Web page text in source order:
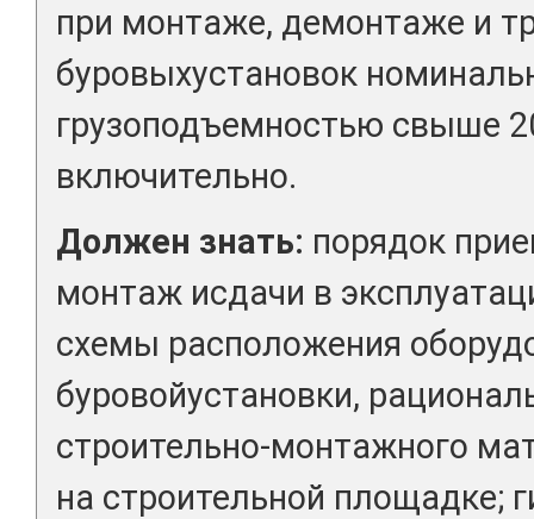
при монтаже, демонтаже и
буровыхустановок
грузоподъемностью свыше
включительно.
Должен знать: порядок
монтаж исдачи в
схемы расположения
буровойустановки,
строительно-монтажного
на строительной площадке;